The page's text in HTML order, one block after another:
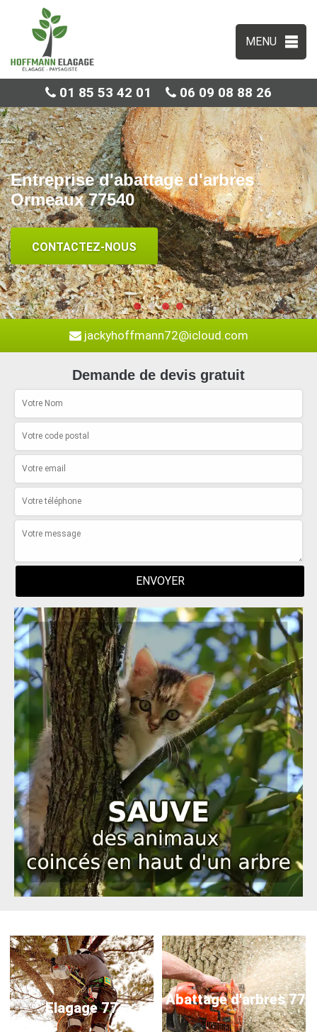
MENU
01 85 53 42 01 06 09 08 88 26
Entreprise d'abattage d'arbres
Ormeaux 77540
CONTACTEZ-NOUS
jackyhoffmann72@icloud.com
Demande de devis gratuit
Elagage 77 Abattage d'arbres 77